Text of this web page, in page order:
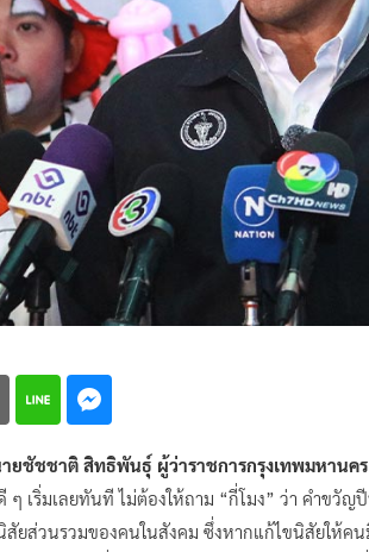
ยชัชชาติ สิทธิพันธุ์ ผู้ว่าราชการกรุงเทพมหานคร
ๆ เริ่มเลยทันที ไม่ต้องให้ถาม “กี่โมง” ว่า คำข
ยส่วนรวมของคนในสังคม ซึ่งหากแก้ไขนิสัยให้ค